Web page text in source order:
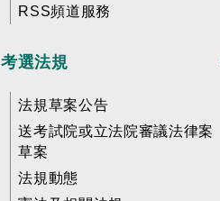
RSS頻道服務
考選法規
法規草案公告
送考試院或立法院審議法律案
草案
法規動態